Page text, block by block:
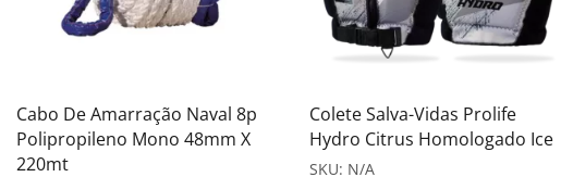
Cabo De Amarração Naval 8p
Polipropileno Mono 48mm X
220mt
Colete Salva-Vidas Prolife
Hydro Citrus Homologado Ice
SKU: N/A